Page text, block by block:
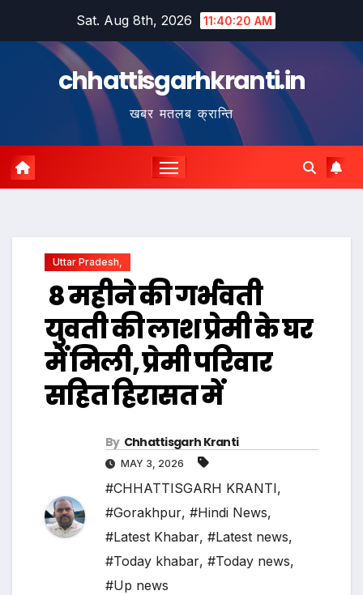
Sat. Aug 8th, 2026 11:40:21 AM
chhattisgarhkranti.in
खबर मतलब क्रान्ति
Uttar Pradesh,
8 महीने की गर्भवती
युवती की लाश प्रेमी के घर
में मिली, प्रेमी परिवार
सहित हिरासत में
By Chhattisgarh Kranti
MAY 3, 2026
#CHHATTISGARH KRANTI,
#Gorakhpur, #Hindi News,
#Latest Khabar, #Latest news,
#Today khabar, #Today news,
#Up news